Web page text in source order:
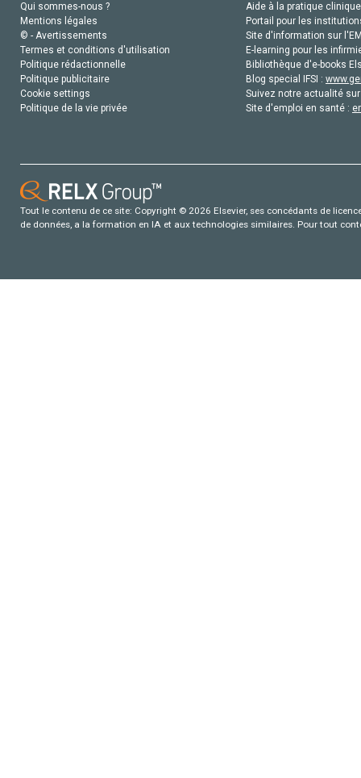
Qui sommes-nous ?
Mentions légales
© - Avertissements
Termes et conditions d'utilisation
Politique rédactionnelle
Politique publicitaire
Cookie settings
Politique de la vie privée
Aide à la pratique
Portail pour les
Site d'information sur
E-learning pour les
Bibliothèque d'e-books
Blog special IFSI :
Suivez notre actualité
Site d'emploi en santé :
Tout le contenu de ce site: Copyright © 2026 Elsevier, ses concédants de
de données, a la formation en IA et aux technologies similaires. Pour tout